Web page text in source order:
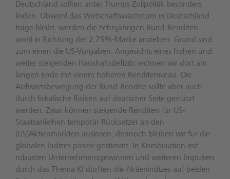
Deutschland sollten unter Trumps Zollpolitik besonders
leiden. Obwohl das Wirtschaftswachstum in Deutschland
träge bleibt, werden die zehnjährigen Bund-Renditen
wohl in Richtung der 2,75%-Marke anziehen. Grund sind
zum einen die US-Vorgaben. Angesichts eines hohen und
weiter steigenden Haushaltsdefizits rechnen wir dort am
langen Ende mit einem höheren Renditeniveau. Die
Aufwärtsbewegung der Bund-Rendite sollte aber auch
durch fiskalische Risiken auf deutscher Seite gestützt
werden. Zwar können steigende Renditen für US-
Staatsanleihen temporär Rücksetzer an den
(US)Aktienmärkten auslösen, dennoch bleiben wir für die
globalen Indizes positiv gestimmt. In Kombination mit
robusten Unternehmensgewinnen und weiteren Impulsen
durch das Thema KI dürften die Aktienindizes auf beiden